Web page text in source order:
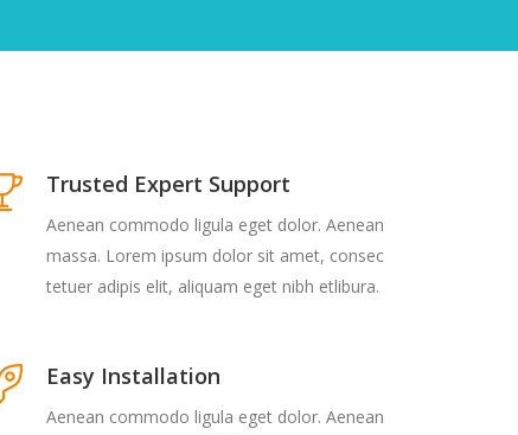
Trusted Expert Support
Aenean commodo ligula eget dolor. Aenean
massa. Lorem ipsum dolor sit amet, consec
tetuer adipis elit, aliquam eget nibh etlibura.
Easy Installation
Aenean commodo ligula eget dolor. Aenean